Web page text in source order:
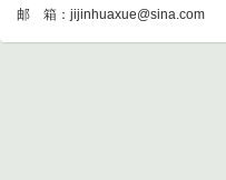
邮 箱： jijinhuaxue@sina.com